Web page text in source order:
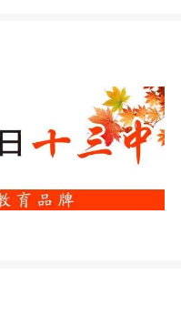
学过程中多次荣
获得“十三中师德
誉称号。
我始终笃信，教
输，而是心灵与
愿向阳生长，只